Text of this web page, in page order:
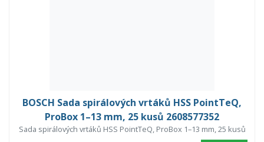
BOSCH Sada spirálových vrtáků HSS PointTeQ,
ProBox 1–13 mm, 25 kusů 2608577352
Sada spirálových vrtáků HSS PointTeQ, ProBox 1–13 mm, 25 kusů